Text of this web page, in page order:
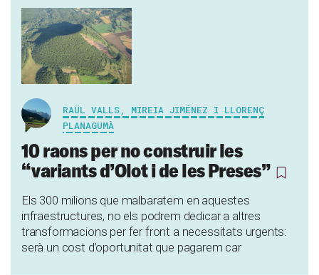
RAÜL VALLS, MIREIA JIMÉNEZ I LLORENÇ
PLANAGUMÀ
10 raons per no construir les
“variants d’Olot i de les Preses”
Els 300 milions que malbaratem en aquestes
infraestructures, no els podrem dedicar a altres
transformacions per fer front a necessitats urgents:
serà un cost d’oportunitat que pagarem car